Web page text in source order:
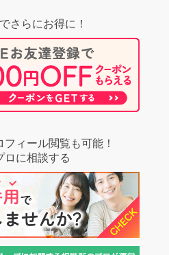
さらにお得に！
ィール閲覧も可能！
ロに相談する